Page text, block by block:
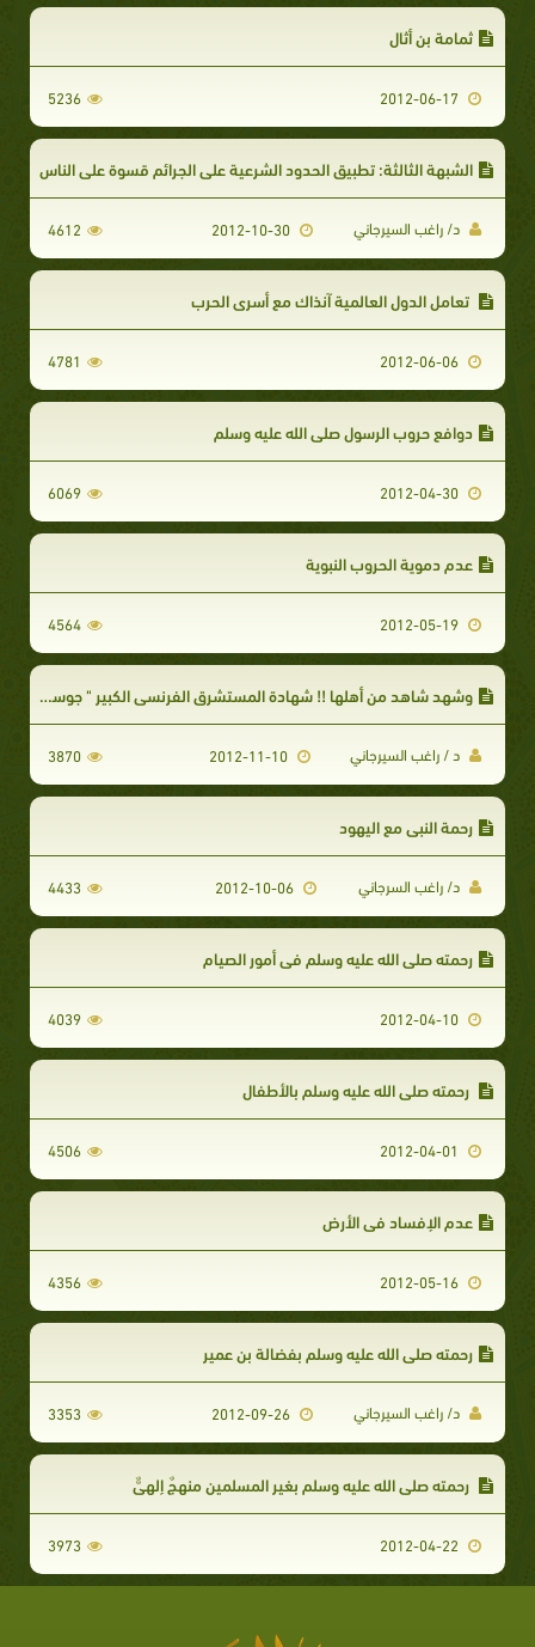
ثمامة بن أثال
5236
الشبهة الثالثة: تطبيق الحدود الشرعية على الجرائم قسوة على الناس
د/ راغب السيرجاني 4612
تعامل الدول العالمية آنذاك مع أسرى الحرب
4781
دوافع حروب الرسول صلى الله عليه وسلم
6069
عدم دموية الحروب النبوية
4564
وشهد شاهد من أهلها !! شهادة المستشرق الفرنسي الكبير " جوستاف لوبون "
د / راغب السيرجاني 3870
رحمة النبي مع اليهود
د/ راغب السرجاني 4433
رحمته صلى الله عليه وسلم في أمور الصيام
4039
رحمته صلى الله عليه وسلم بالأطفال
4506
عدم الإفساد في الأرض
4356
رحمته صلى الله عليه وسلم بفضالة بن عمير
د/ راغب السيرجاني 3353
رحمته صلى الله عليه وسلم بغير المسلمين منهجٌ إلهيٌّ
3973